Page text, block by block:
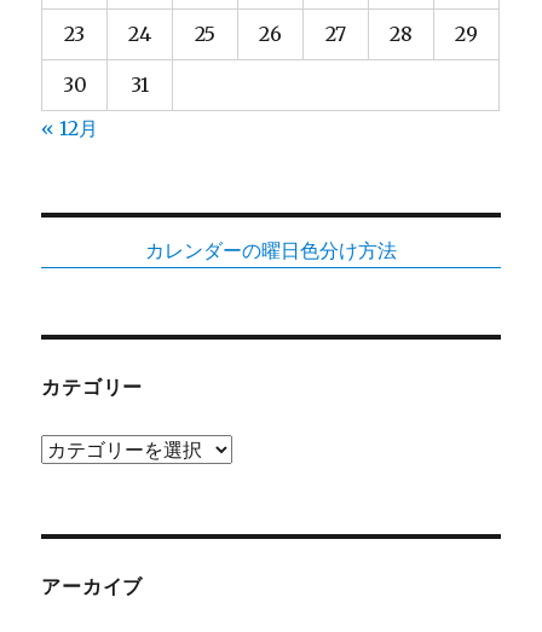
23 24 25 26 27 28 29
30
31
« 12月
カレンダーの曜日色分け方法
カテゴリー
カ
ー
アーカイブ